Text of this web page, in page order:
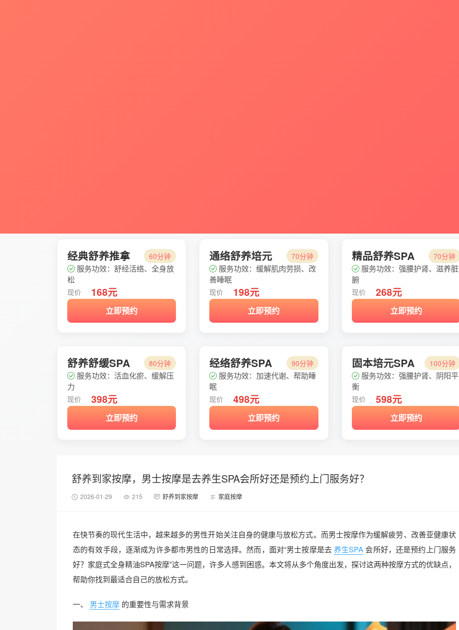
经典舒养推拿 60分钟
服务功效：舒经活络、全身放
松
现价 168元
立即预约
通络舒养培元 70分钟
服务功效：缓解肌肉劳损、改
善睡眠
现价 198元
立即预约
精品舒养SPA 70分钟
服务功效：强腰护肾、滋养脏
腑
现价 268元
立即预约
舒养舒缓SPA 80分钟
服务功效：活血化瘀、缓解压
力
现价 398元
立即预约
经络舒养SPA 90分钟
服务功效：加速代谢、帮助睡
眠
现价 498元
立即预约
固本培元SPA 100分钟
服务功效：强腰护肾、阴阳平
衡
现价 598元
立即预约
舒养到家按摩，男士按摩是去养生SPA会所好还是预约上门服务好？
2026-01-29 215 舒养到家按摩 家庭按摩
在快节奏的现代生活中，越来越多的男性开始关注自身的健康与放松方式。而男士按摩作为缓解疲劳、改善亚健康状
态的有效手段，逐渐成为许多都市男性的日常选择。然而，面对“男士按摩是去养生SPA 会所好，还是预约上门服务
好？家庭式全身精油SPA按摩”这一问题，许多人感到困惑。本文将从多个角度出发，探讨这两种按摩方式的优缺点，
帮助你找到最适合自己的放松方式。
一、 男士按摩 的重要性与需求背景